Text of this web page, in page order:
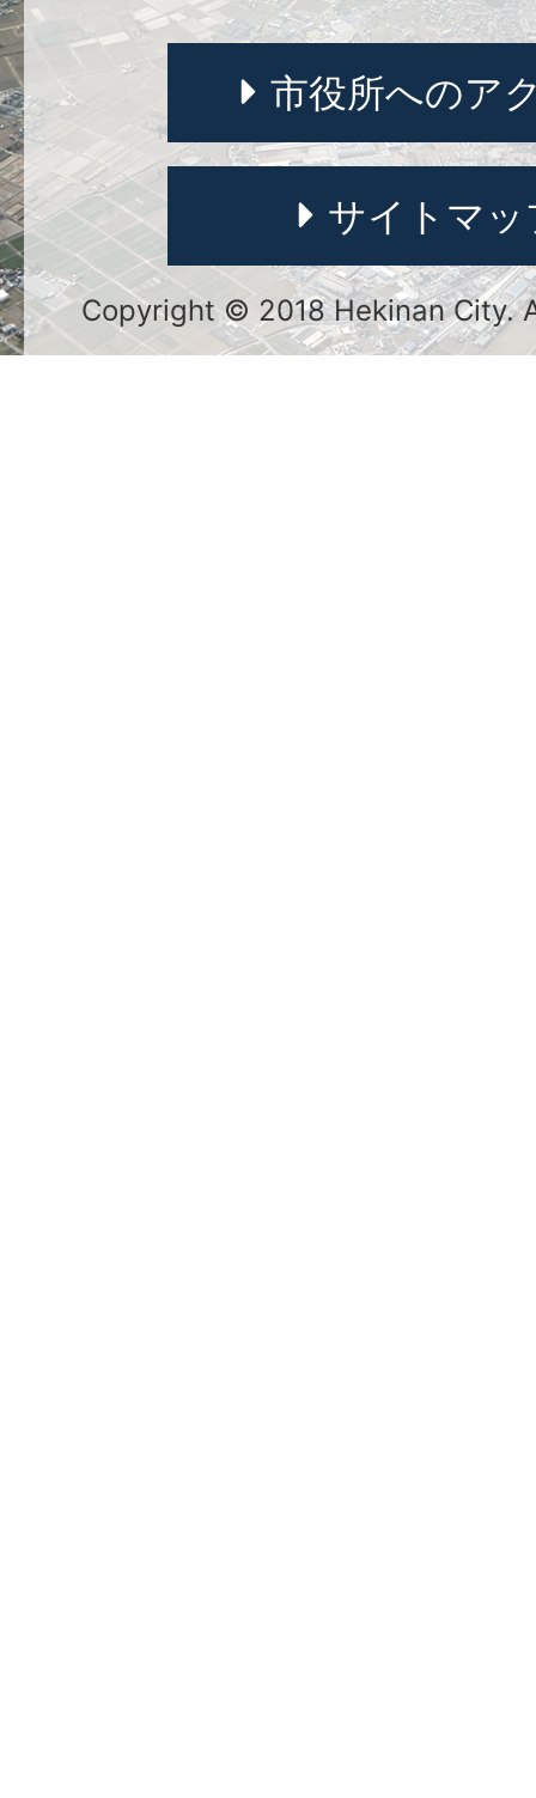
市役所へのア
サイトマッ
Copyright © 2018 Hekinan City.